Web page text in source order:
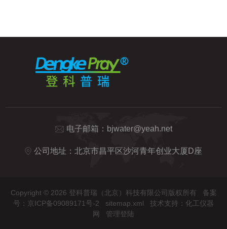
电子邮箱： bjwater@yeah.net
公司地址：北京市昌平区沙河青年创业大厦D座
Copyright © 2026 登科普瑞（北京）科技有限公司版权所有 备案
号：京ICP备09089171号-2
sitemap.xml 技术支持： 化工仪器
网
管理登陆